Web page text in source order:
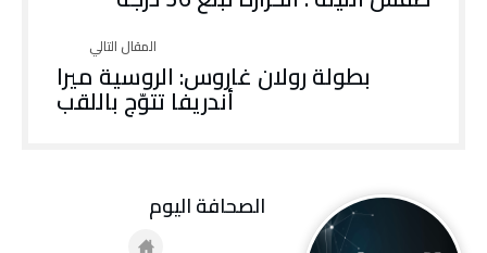
بطولة رولان غاروس: الروسية ميرا
أندريفا تتوّج باللقب